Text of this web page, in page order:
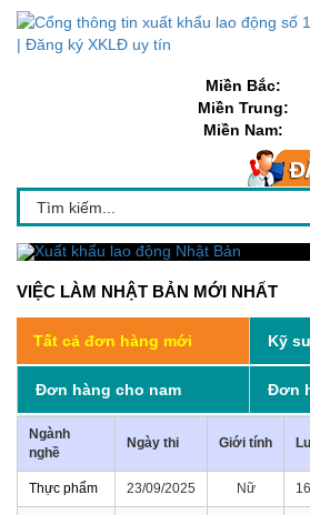
Miền Bắc:
Miền Trung:
Miền Nam:
VIỆC LÀM NHẬT BẢN MỚI NHẤT
Tất cả đơn hàng mới Kỹ
Đơn hàng cho nam Đơn
Ngành
nghề
Ngày thi Giới tính
Thực phẩm 23/09/2025 Nữ